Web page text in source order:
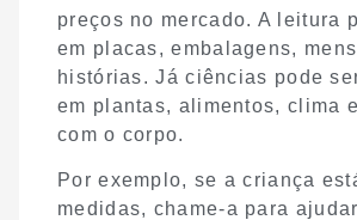
preços no mercado. A leitura
em placas, embalagens,
histórias. Já ciências pode
em plantas, alimentos, clima
com o corpo.
Por exemplo, se a criança
medidas, chame-a para